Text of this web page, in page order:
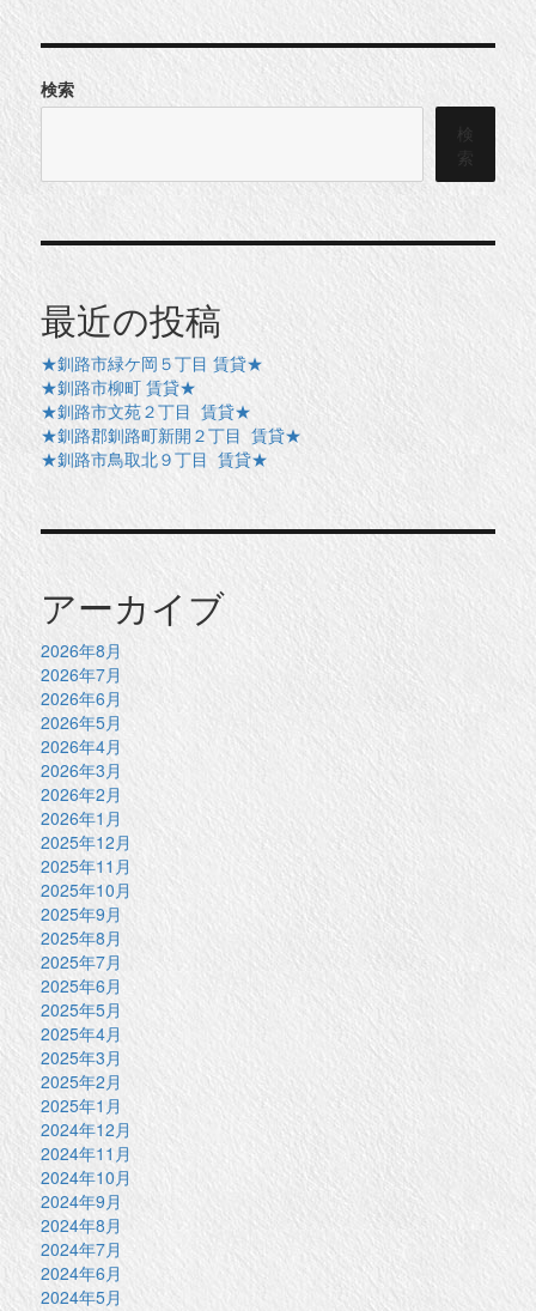
検索
検
索
最近の投稿
★釧路市緑ケ岡５丁目 賃貸★
★釧路市柳町 賃貸★
★釧路市文苑２丁目 賃貸★
★釧路郡釧路町新開２丁目 賃貸★
★釧路市鳥取北９丁目 賃貸★
アーカイブ
2026年8月
2026年7月
2026年6月
2026年5月
2026年4月
2026年3月
2026年2月
2026年1月
2025年12月
2025年11月
2025年10月
2025年9月
2025年8月
2025年7月
2025年6月
2025年5月
2025年4月
2025年3月
2025年2月
2025年1月
2024年12月
2024年11月
2024年10月
2024年9月
2024年8月
2024年7月
2024年6月
2024年5月